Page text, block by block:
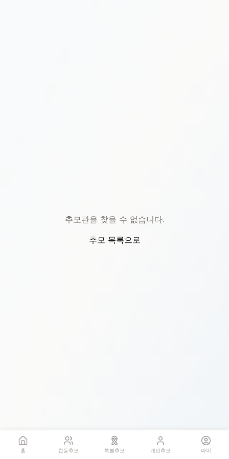
홈 합동추모 특별추모 개인추모 마이
추모관을 찾을 수 없습니다.
추모 목록으로